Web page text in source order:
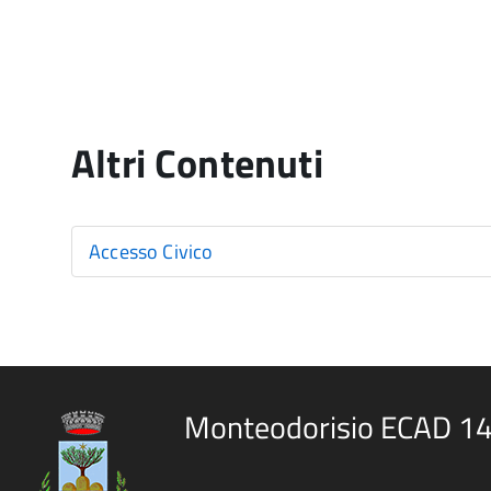
Altri Contenuti
Accesso Civico
Monteodorisio ECAD